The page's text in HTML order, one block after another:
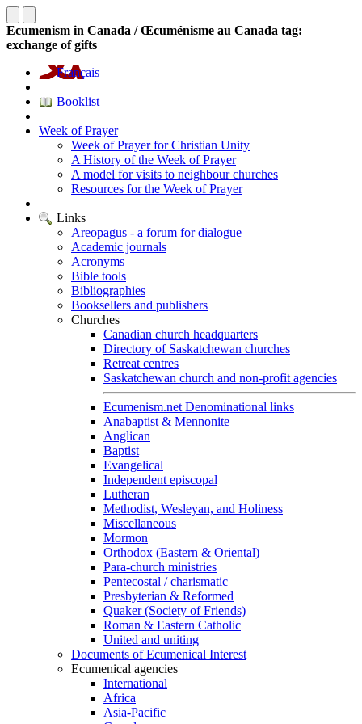
Ecumenism in Canada / Œcuménisme au Canada tag:
exchange of gifts
Français
|
Booklist
|
Week of Prayer
Week of Prayer for Christian Unity
A History of the Week of Prayer
A model for visits to neighbour churches
Resources for the Week of Prayer
|
Links
Areopagus - a forum for dialogue
Academic journals
Acronyms
Bible tools
Bibliographies
Booksellers and publishers
Churches
Canadian church headquarters
Directory of Saskatchewan churches
Retreat centres
Saskatchewan church and non-profit agencies
Ecumenism.net Denominational links
Anabaptist & Mennonite
Anglican
Baptist
Evangelical
Independent episcopal
Lutheran
Methodist, Wesleyan, and Holiness
Miscellaneous
Mormon
Orthodox (Eastern & Oriental)
Para-church ministries
Pentecostal / charismatic
Presbyterian & Reformed
Quaker (Society of Friends)
Roman & Eastern Catholic
United and uniting
Documents of Ecumenical Interest
Ecumenical agencies
International
Africa
Asia-Pacific